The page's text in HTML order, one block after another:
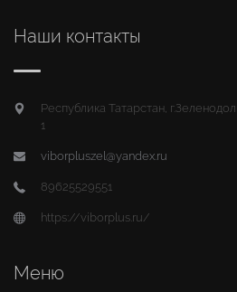
Наши контакты
Республика Татарстан,
1
viborpluszel@yandex.ru
89625529551
https://viborplus.ru/
Меню